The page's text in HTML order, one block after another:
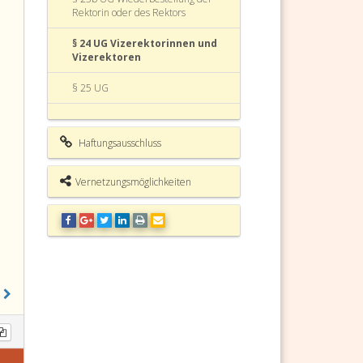
Rektorin oder des Rektors
§ 24 UG Vizerektorinnen und
Vizerektoren
§ 25 UG
§ 26 UG Forschungsförderung und
§ 27 UG Vollmachten
§ 28 UG
§ 29 UG
Haftungsausschluss
Vernetzungsmöglichkeiten